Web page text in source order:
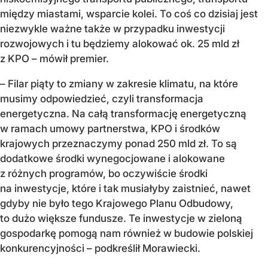
między miastami, wsparcie kolei. To coś co dzisiaj jest
niezwykle ważne także w przypadku inwestycji
rozwojowych i tu będziemy alokować ok. 25 mld zł
z KPO – mówił premier.
– Filar piąty to zmiany w zakresie klimatu, na które
musimy odpowiedzieć, czyli transformacja
energetyczna. Na całą transformację energetyczną
w ramach umowy partnerstwa, KPO i środków
krajowych przeznaczymy ponad 250 mld zł. To są
dodatkowe środki wynegocjowane i alokowane
z różnych programów, bo oczywiście środki
na inwestycje, które i tak musiałyby zaistnieć, nawet
gdyby nie było tego Krajowego Planu Odbudowy,
to dużo większe fundusze. Te inwestycje w zieloną
gospodarkę pomogą nam również w budowie polskiej
konkurencyjności – podkreślił Morawiecki.